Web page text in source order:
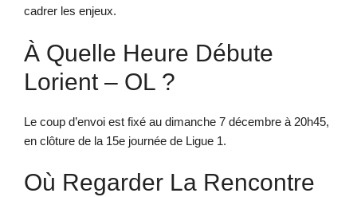
cadrer les enjeux.
À Quelle Heure Débute
Lorient – OL ?
Le coup d’envoi est fixé au dimanche 7 décembre à 20h45,
en clôture de la 15e journée de Ligue 1.
Où Regarder La Rencontre